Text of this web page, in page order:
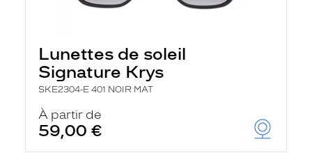
Lunettes de soleil
Signature Krys
SKE2304-E 401 NOIR MAT
À partir de
59,00 €